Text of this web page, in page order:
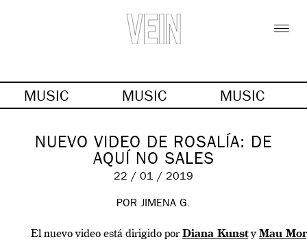
MUSIC MUSIC MUSIC
NUEVO VIDEO DE ROSALÍA: DE
AQUÍ NO SALES
22 / 01 / 2019
POR JIMENA G.
El nuevo video está dirigido porDiana KunstyMau